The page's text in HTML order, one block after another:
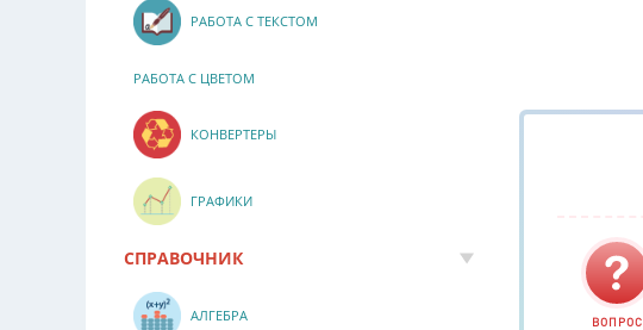
ВОПРОС
РАБОТА С ТЕКСТОМ
РАБОТА С ЦВЕТОМ
КОНВЕРТЕРЫ
ГРАФИКИ
СПРАВОЧНИК
АЛГЕБРА